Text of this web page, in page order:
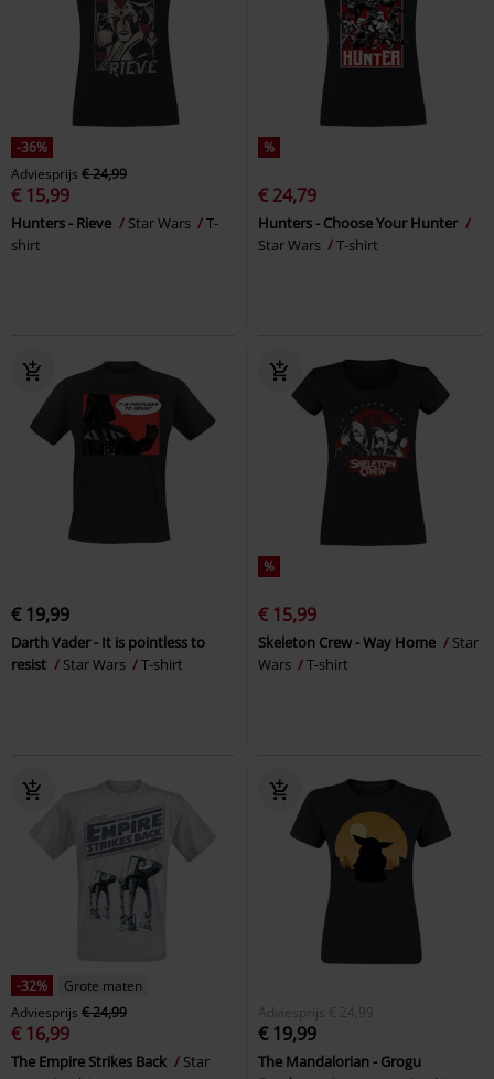
-36%
Adviesprijs € 24,99
€ 15,99
Hunters - Rieve Star Wars
T-
shirt
%
€ 24,79
Hunters - Choose Your Hunter
Star Wars
T-shirt
€ 19,99
Darth Vader - It is pointless to
resist
Star Wars T-shirt
%
€ 15,99
Skeleton Crew - Way Home
Star
Wars
T-shirt
-32%
Grote maten
Adviesprijs € 24,99
€ 16,99
The Empire Strikes Back
Star
Adviesprijs € 24,99
€ 19,99
The Mandalorian - Grogu